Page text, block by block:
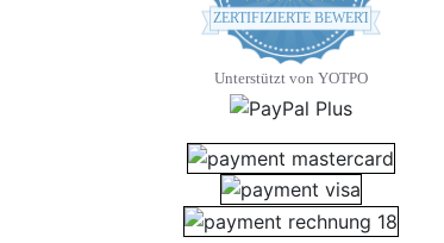
ZERTIFIZIERTE BEWERTUNGEN
Unterstützt von YOTPO